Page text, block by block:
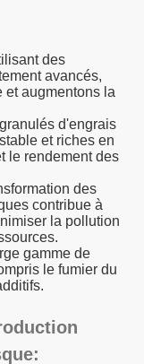
des
avancés,
et augmentons la
d'engrais
et riches en
le rendement des
des
contribue à
la pollution
gamme de
le fumier du